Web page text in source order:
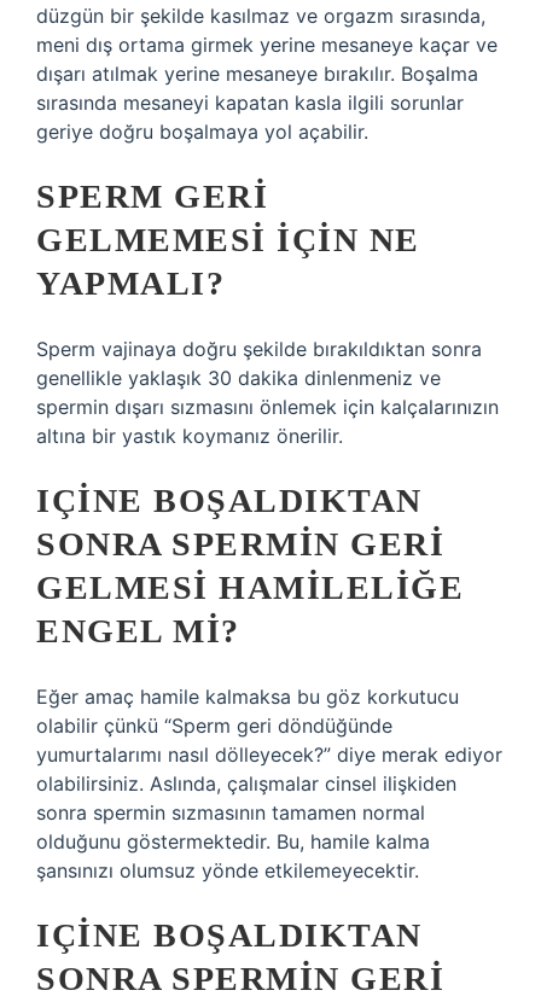
düzgün bir şekilde kasılmaz ve orgazm sırasında,
meni dış ortama girmek yerine mesaneye kaçar ve
dışarı atılmak yerine mesaneye bırakılır. Boşalma
sırasında mesaneyi kapatan kasla ilgili sorunlar
geriye doğru boşalmaya yol açabilir.
SPERM GERI
GELMEMESI IÇIN NE
YAPMALI?
Sperm vajinaya doğru şekilde bırakıldıktan sonra
genellikle yaklaşık 30 dakika dinlenmeniz ve
spermin dışarı sızmasını önlemek için kalçalarınızın
altına bir yastık koymanız önerilir.
IÇINE BOŞALDIKTAN
SONRA SPERMIN GERI
GELMESI HAMILELIĞE
ENGEL MI?
Eğer amaç hamile kalmaksa bu göz korkutucu
olabilir çünkü “Sperm geri döndüğünde
yumurtalarımı nasıl dölleyecek?” diye merak ediyor
olabilirsiniz. Aslında, çalışmalar cinsel ilişkiden
sonra spermin sızmasının tamamen normal
olduğunu göstermektedir. Bu, hamile kalma
şansınızı olumsuz yönde etkilemeyecektir.
IÇINE BOŞALDIKTAN
SONRA SPERMIN GERI